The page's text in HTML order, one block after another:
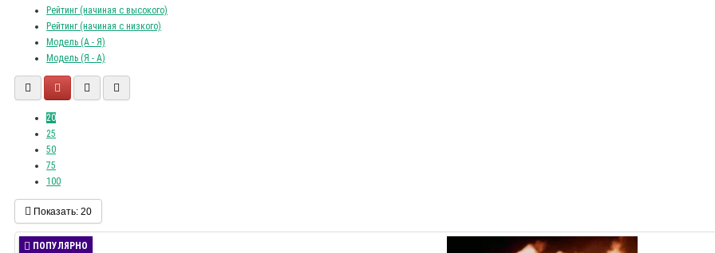
Рейтинг (начиная с высокого)
Рейтинг (начиная с низкого)
Модель (А - Я)
Модель (Я - А)
20
25
50
75
100
Показать: 20
ПОПУЛЯРНО